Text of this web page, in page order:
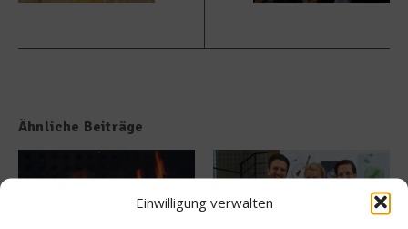
Einwilligung verwalten
Ähnliche Beiträge